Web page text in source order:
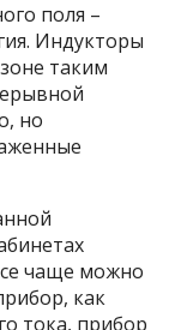
поля –
Индукторы
таким
но
чаще можно
как
тока, прибор